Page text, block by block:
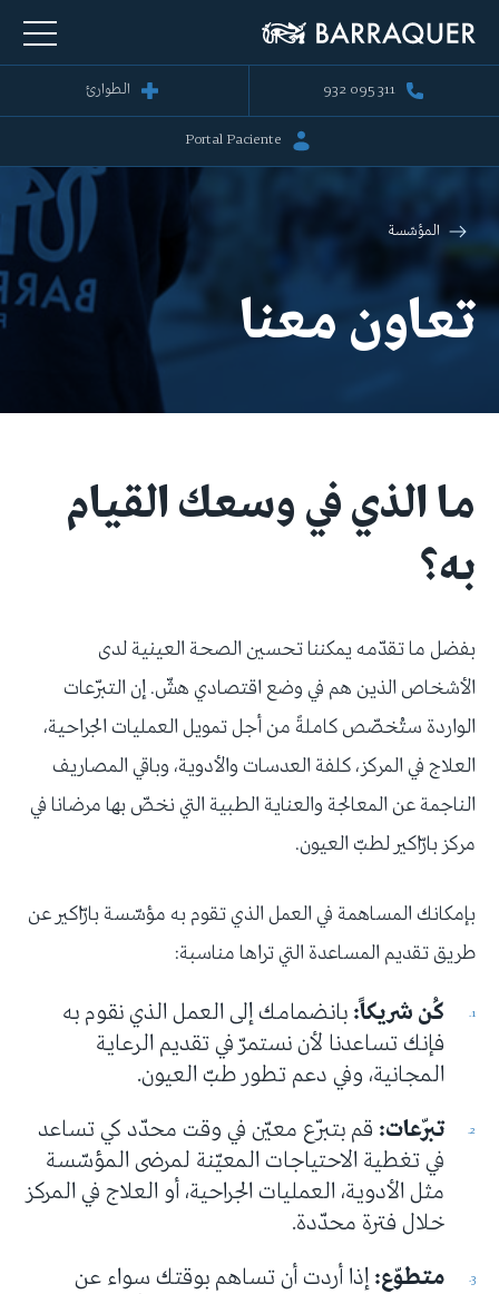
932 095 311 الطوارئ
Portal Paciente
المؤسّسة
تعاون معنا
ما الذي في وسعك القيام
به؟
بفضل ما تقدّمه يمكننا تحسين الصحة العينية لدى
الأشخاص الذين هم في وضع اقتصادي هشّ. إن التبرّعات
الواردة ستُخصّص كاملةً من أجل تمويل العمليات الجراحية،
العلاج في المركز، كلفة العدسات والأدوية، وباقي المصاريف
الناجمة عن المعالجة والعناية الطبية التي نخصّ بها مرضانا في
مركز بارّاكير لطبّ العيون.
بإمكانك المساهمة في العمل الذي تقوم به مؤسّسة بارّاكير عن
طريق تقديم المساعدة التي تراها مناسبة:
كُن شريكاً: بانضمامك إلى العمل الذي نقوم به
فإنك تساعدنا لأن نستمرّ في تقديم الرعاية
المجانية، وفي دعم تطور طبّ العيون.
تبرّعات: قم بتبرّع معيّن في وقت محدّد كي تساعد
في تغطية الاحتياجات المعيّنة لمرضى المؤسّسة
مثل الأدوية، العمليات الجراحية، أو العلاج في المركز
خلال فترة محدّدة.
متطوّع: إذا أردت أن تساهم بوقتك سواء عن